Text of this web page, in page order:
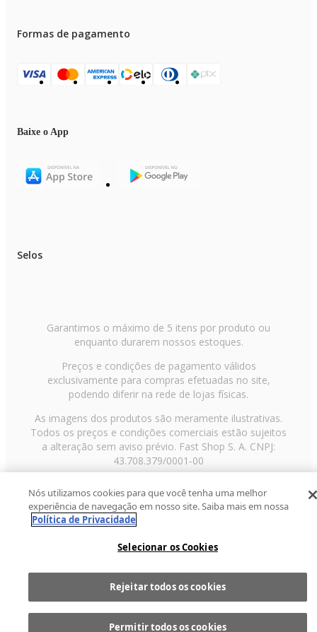
Comprar
Formas de pagamento
Baixe o App
Selos
Garantimos o máximo de 5 itens por produto ou
enquanto durarem nossos estoques.
Preços e condições de pagamento válidos
exclusivamente para compras efetuadas no site,
podendo diferir na rede de lojas físicas.
As imagens dos produtos são meramente ilustrativas.
Todos os preços e condições comerciais estão sujeitos
a alteração sem aviso prévio. Fast Shop S. A. CNPJ:
43.708.379/0001-00
Paulo/SP, CEP 02029-001, Telefone: 11 3003-3728 ©
2013 Fast Shop - Todos os direitos reservadosRF
Nós utilizamos cookies para que você tenha uma melhor
experiência de navegação em nosso site. Saiba mais em nossa
Política de Privacidade
Selecionar os Cookies
Rejeitar todos os cookies
Permitir todos os cookies